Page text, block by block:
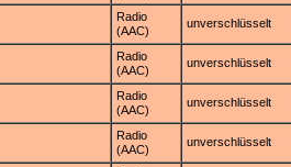
Radio
(AAC)
unverschlüsselt
Radio
(AAC)
unverschlüsselt
Radio
(AAC)
unverschlüsselt
Radio
(AAC)
unverschlüsselt